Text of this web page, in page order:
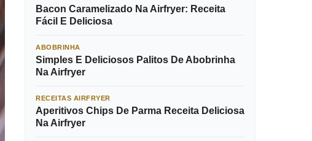
Bacon Caramelizado Na Airfryer: Receita
Fácil E Deliciosa
ABOBRINHA
Simples E Deliciosos Palitos De Abobrinha
Na Airfryer
RECEITAS AIRFRYER
Aperitivos Chips De Parma Receita Deliciosa
Na Airfryer